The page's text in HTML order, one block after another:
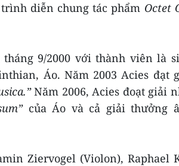
diễn chung tác phẩm Octet
9/2000 với thành viên là
Áo. Năm 2003 Acies đạt
Năm 2006, Acies đoạt giải
của Áo và cả giải thưởng
Ziervogel (Violon), Raphael